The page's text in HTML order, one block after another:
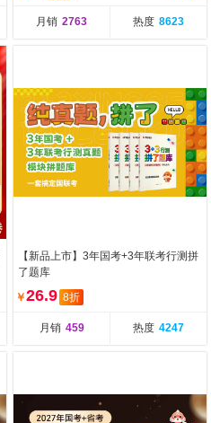
月销 2763 热度 8623
【新品上市】3年国考+3年联考行测拼
了题库
￥26.9 8折
月销 459 热度 4247